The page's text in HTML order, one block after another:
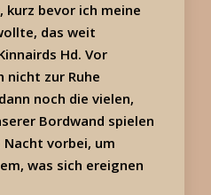
kurz bevor ich meine
das weit
Hd. Vor
zur Ruhe
noch die vielen,
Bordwand spielen
vorbei, um
was sich ereignen